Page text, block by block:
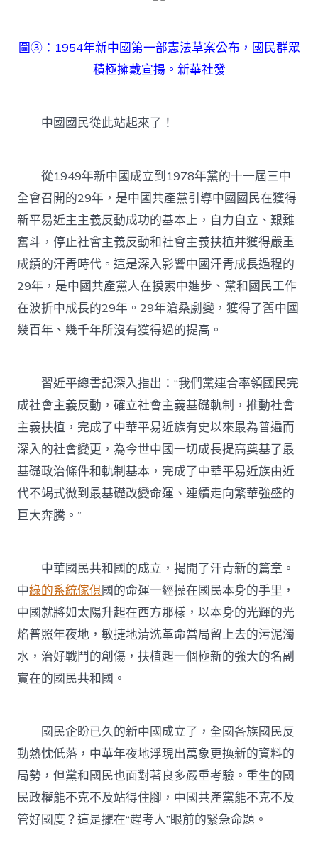
圖③：1954年新中國第一部憲法草案公布，國民群眾
積極擁戴宣揚。新華社發
中國國民從此站起來了！
從1949年新中國成立到1978年黨的十一屆三中
全會召開的29年，是中國共產黨引導中國國民在獲得
新平易近主主義反動成功的基本上，自力自立、艱難
奮斗，停止社會主義反動和社會主義扶植并獲得嚴重
成績的汗青時代。這是深入影響中國汗青成長過程的
29年，是中國共產黨人在摸索中進步、黨和國民工作
在波折中成長的29年。29年滄桑劇變，獲得了舊中國
幾百年、幾千年所沒有獲得過的提高。
習近平總書記深入指出：“我們黨連合率領國民完
成社會主義反動，確立社會主義基礎軌制，推動社會
主義扶植，完成了中華平易近族有史以來最為普遍而
深入的社會變更，為今世中國一切成長提高奠基了最
基礎政治條件和軌制基本，完成了中華平易近族由近
代不竭式微到最基礎改變命運、連續走向繁華強盛的
巨大奔騰。”
中華國民共和國的成立，揭開了汗青新的篇章。
中綠的系統傢俱國的命運一經操在國民本身的手里，
中國就將如太陽升起在西方那樣，以本身的光輝的光
焰普照年夜地，敏捷地清洗革命當局留上去的污泥濁
水，治好戰鬥的創傷，扶植起一個極新的強大的名副
實在的國民共和國。
國民企盼已久的新中國成立了，全國各族國民反
動熱忱低落，中華年夜地浮現出萬象更換新的資料的
局勢，但黨和國民也面對著良多嚴重考驗。重生的國
民政權能不克不及站得住腳，中國共產黨能不克不及
管好國度？這是擺在“趕考人”眼前的緊急命題。